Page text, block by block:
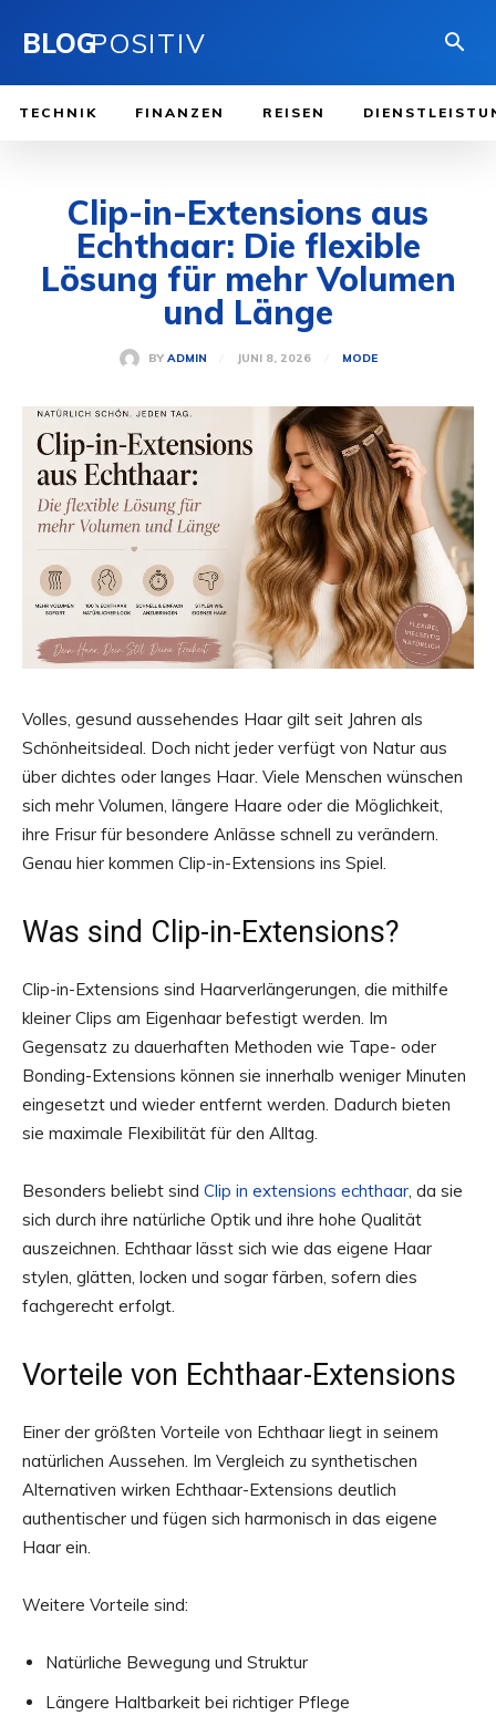
BLOGPOSITIV
TECHNIK FINANZEN REISEN
Clip-in-Extensions aus
Echthaar: Die flexible
Lösung für mehr Volumen
und Länge
BY ADMIN JUNI 8, 2026 MODE
Volles, gesund aussehendes Haar gilt seit Jahren als
Schönheitsideal. Doch nicht jeder verfügt von Natur aus
über dichtes oder langes Haar. Viele Menschen wünschen
sich mehr Volumen, längere Haare oder die Möglichkeit,
ihre Frisur für besondere Anlässe schnell zu verändern.
Genau hier kommen Clip-in-Extensions ins Spiel.
Was sind Clip-in-Extensions?
Clip-in-Extensions sind Haarverlängerungen, die mithilfe
kleiner Clips am Eigenhaar befestigt werden. Im
Gegensatz zu dauerhaften Methoden wie Tape- oder
Bonding-Extensions können sie innerhalb weniger Minuten
eingesetzt und wieder entfernt werden. Dadurch bieten
sie maximale Flexibilität für den Alltag.
Besonders beliebt sind Clip in extensions echthaar, da sie
sich durch ihre natürliche Optik und ihre hohe Qualität
auszeichnen. Echthaar lässt sich wie das eigene Haar
stylen, glätten, locken und sogar färben, sofern dies
fachgerecht erfolgt.
Vorteile von Echthaar-Extensions
Einer der größten Vorteile von Echthaar liegt in seinem
natürlichen Aussehen. Im Vergleich zu synthetischen
Alternativen wirken Echthaar-Extensions deutlich
authentischer und fügen sich harmonisch in das eigene
Haar ein.
Weitere Vorteile sind:
Natürliche Bewegung und Struktur
Längere Haltbarkeit bei richtiger Pflege